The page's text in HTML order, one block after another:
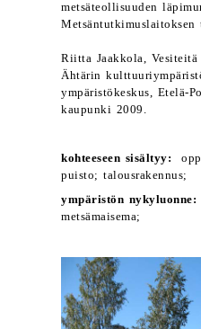
metsäteollisuuden
Riitta Jaakkola,
Ähtärin
ympäristökeskus, Etelä-
kaupunki 2009.
kohteeseen sisältyy:
puisto; talousrakennus;
ympäristön nykyluonne:
metsämaisema;